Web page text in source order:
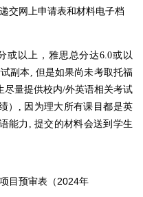
交网上申请表和材料电子档
或以上，雅思总分达6.0或以
副本, 但是如果尚未考取托福
尽量提供校内/外英语相关考试
）, 因为理大所有课目都是英
能力, 提交的材料会送到学生
目预审表（2024年